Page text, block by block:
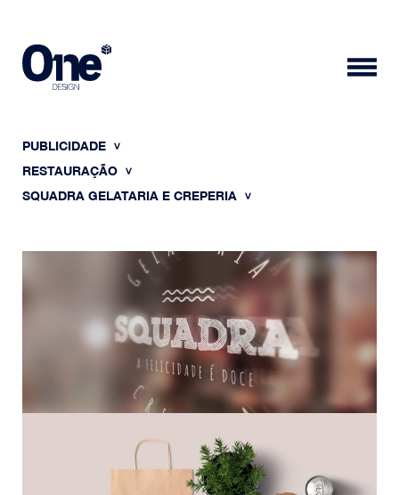
PUBLICIDADE
RESTAURAÇÃO
SQUADRA GELATARIA E CREPERIA